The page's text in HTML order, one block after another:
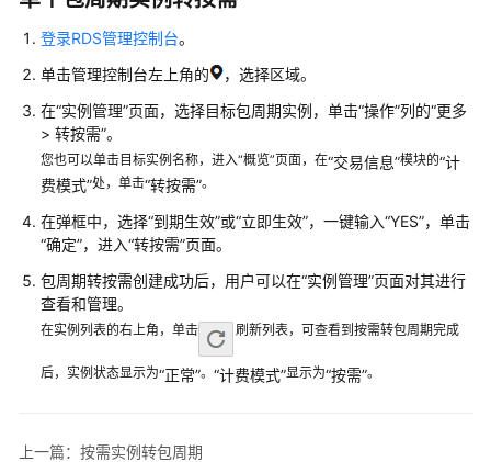
费
说
快
速
入
门
用
户
指
南
过
予
登录RDS管理控制台。
单击管理控制台左上角的
，选择区域。
在“实例管理”页面，选择目标包周期实例，单击“操作”列的“更多
> 转按需”。
您也可以单击目标实例名称，进入“概览”页面，在“交易信息”模块的“计
费模式”处，单击“转按需”。
在弹框中，选择“到期生效”或“立即生效”，一键输入“YES”，单击
“确定”，进入“转按需”页面。
包周期转按需创建成功后，用户可以在“实例管理”页面对其进行
查看和管理。
在实例列表的右上角，单击 刷新列表，可查看到按需转包周期完成
后，实例状态显示为“正常”。 “计费模式”显示为“按需”。
上一篇：按需实例转包周期